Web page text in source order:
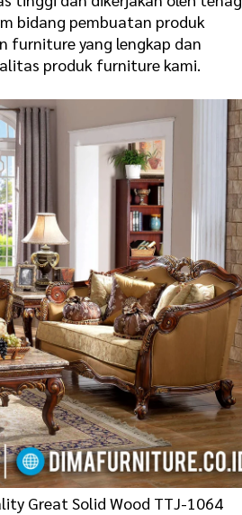
bidang pembuatan produk
furniture yang lengkap dan
produk furniture kami.
Great Solid Wood TTJ-1064